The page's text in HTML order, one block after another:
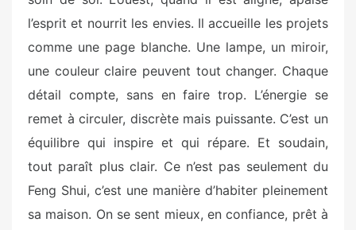
l’esprit et nourrit les envies. Il accueille les projets
comme une page blanche. Une lampe, un miroir,
une couleur claire peuvent tout changer. Chaque
détail compte, sans en faire trop. L’énergie se
remet à circuler, discrète mais puissante. C’est un
équilibre qui inspire et qui répare. Et soudain,
tout paraît plus clair. Ce n’est pas seulement du
Feng Shui, c’est une manière d’habiter pleinement
sa maison. On se sent mieux, en confiance, prêt à